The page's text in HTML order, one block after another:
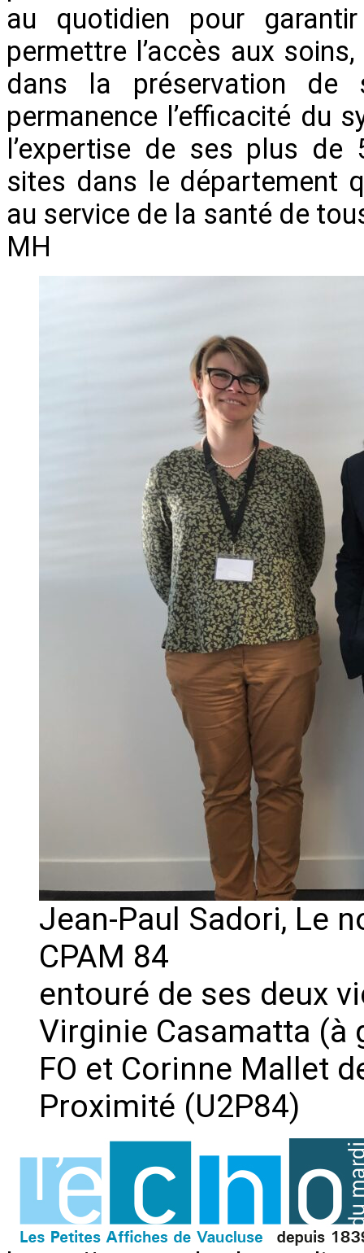
au quotidien pour
permettre l’accès aux
dans la préservation
permanence l’efficacité du
l’expertise de ses plus
sites dans le département
au service de la santé de
MH
Jean-Paul Sadori, Le
CPAM 84
entouré de ses deux
Virginie Casamatta (à
FO et Corinne Mallet
Proximité (U2P84)